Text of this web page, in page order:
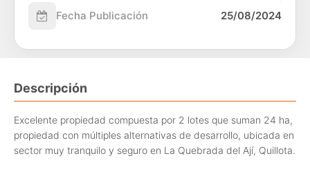
Fecha Publicación 25/08/2024
Descripción
Excelente propiedad compuesta por 2 lotes que suman 24 ha,
propiedad con múltiples alternativas de desarrollo, ubicada en
sector muy tranquilo y seguro en La Quebrada del Ají, Quillota.